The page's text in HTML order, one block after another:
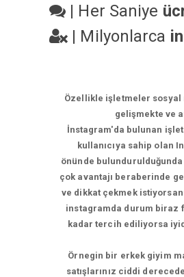
| Her Saniye
| Milyonlarca
Özellikle işletmeler sosyal
gelişmekte ve
İnstagram'da bulunan
kullanıcıya sahip olan
önünde
çok avantajı beraberinde
ve dikkat çekmek
instagramda durum biraz
kadar tercih ediliyorsa
Örnegin bir erkek giyim
satışlarınız ciddi